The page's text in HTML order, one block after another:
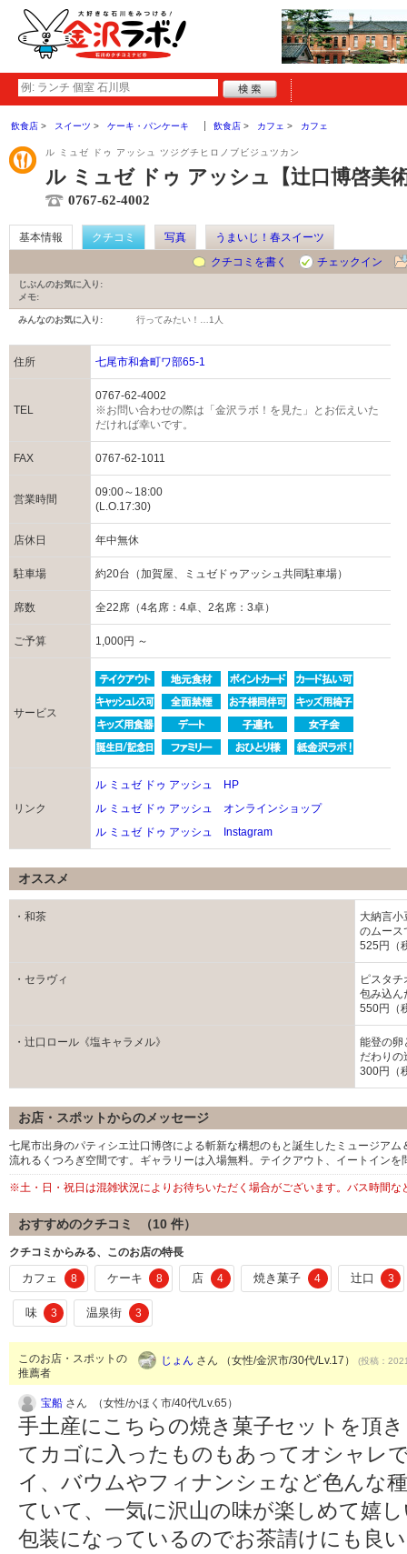
飲食店 スイーツ ケーキ・パンケーキ 飲食店 カフェ カフェ
ル ミュゼ ドゥ アッシュ ツジグチヒロノブビジュツカン
ル ミュゼ ドゥ アッシュ【辻口博啓美
0767-62-4002
基本情報 クチコミ 写真
うまいじ！春スイーツ
クチコミを書く
チェックイン
じぶんのお気に入り:
メモ:
みんなのお気に入り: 行ってみたい！… 1人
住所 七尾市和倉町ワ部65-1
TEL
0767-62-4002
※お問い合わせの際は「金沢ラボ！を見た」とお伝えいた
だければ幸いです。
FAX 0767-62-1011
営業時間
09:00～18:00
(L.O.17:30)
店休日 年中無休
駐車場 約20台（加賀屋、ミュゼドゥアッシュ共同駐車場）
席数 全22席（4名席：4卓、2名席：3卓）
ご予算 1,000円 ～
サービス
リンク
ル ミュゼ ドゥ アッシュ HP
ル ミュゼ ドゥ アッシュ オンラインショップ
ル ミュゼ ドゥ アッシュ Instagram
オススメ
・和茶
大納言小
のムース
525円（
・セラヴィ
ピスタ
包み込ん
550円（
・辻口ロール《塩キャラメル》
能登の卵
だわりの
300円（
お店・スポットからのメッセージ
七尾市出身のパティシエ辻口博啓による斬新な構想のもと誕生したミュージア
流れるくつろぎ空間です。ギャラリーは入場無料。テイクアウト、イートイン
※土・日・祝日は混雑状況によりお待ちいただく場合がございます。バス時間
おすすめのクチコミ （10 件）
クチコミからみる、このお店の特長
カフェ 8 ケーキ 8 店 4 焼き菓子 4 辻口 3
味 3 温泉街 3
このお店・スポットの
推薦者
じょん さん （女性/金沢市/30代/Lv.17） (投稿：
宝船 さん （女性/かほく市/40代/Lv.65）
手土産にこちらの焼き菓子セットを頂
てカゴに入ったものもあってオシャレ
イ、バウムやフィナンシェなど色んな
ていて、一気に沢山の味が楽しめて嬉
包装になっているのでお茶請けにも良